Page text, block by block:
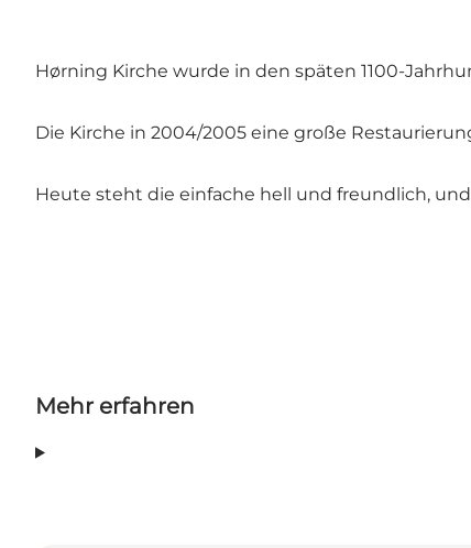
Hørning Kirche wurde in den späten 1100-
Die Kirche in 2004/2005 eine große
Heute steht die einfache hell und freundlich,
Mehr erfahren